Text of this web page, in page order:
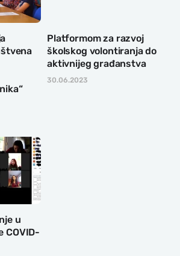
Platformom za razvoj
školskog volontiranja do
aktivnijeg građanstva
30.06.2023
u
COVID-